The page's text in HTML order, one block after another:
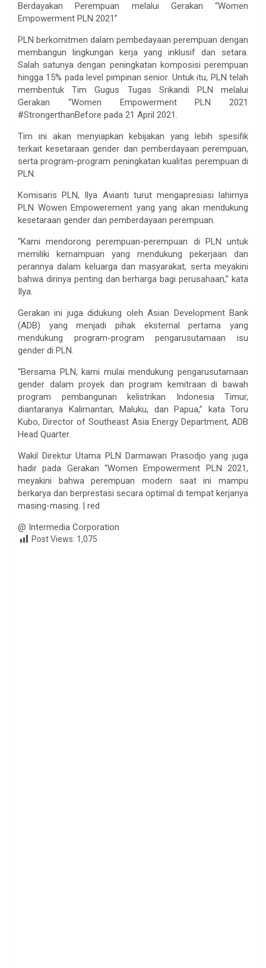
Berdayakan Perempuan melalui Gerakan “Women
Empowerment PLN 2021”
PLN berkomitmen dalam pembedayaan perempuan dengan
membangun lingkungan kerja yang inklusif dan setara.
Salah satunya dengan peningkatan komposisi perempuan
hingga 15% pada level pimpinan senior. Untuk itu, PLN telah
membentuk Tim Gugus Tugas Srikandi PLN melalui
Gerakan “Women Empowerment PLN 2021
#StrongerthanBefore pada 21 April 2021.
Tim ini akan menyiapkan kebijakan yang lebih spesifik
terkait kesetaraan gender dan pemberdayaan perempuan,
serta program-program peningkatan kualitas perempuan di
PLN.
Komisaris PLN, Ilya Avianti turut mengapresiasi lahirnya
PLN Wowen Empowerement yang yang akan mendukung
kesetaraan gender dan pemberdayaan perempuan.
“Kami mendorong perempuan-perempuan di PLN untuk
memiliki kemampuan yang mendukung pekerjaan dan
perannya dalam keluarga dan masyarakat, serta meyakini
bahwa dirinya penting dan berharga bagi perusahaan,” kata
Ilya.
Gerakan ini juga didukung oleh Asian Development Bank
(ADB) yang menjadi pihak eksternal pertama yang
mendukung program-program pengarusutamaan isu
gender di PLN.
“Bersama PLN, kami mulai mendukung pengarusutamaan
gender dalam proyek dan program kemitraan di bawah
program pembangunan kelistrikan Indonesia Timur,
diantaranya Kalimantan, Maluku, dan Papua,” kata Toru
Kubo, Director of Southeast Asia Energy Department, ADB
Head Quarter.
Wakil Direktur Utama PLN Darmawan Prasodjo yang juga
hadir pada Gerakan “Women Empowerment PLN 2021,
meyakini bahwa perempuan modern saat ini mampu
berkarya dan berprestasi secara optimal di tempat kerjanya
masing-masing. | red
@ Intermedia Corporation
Post Views: 1,075